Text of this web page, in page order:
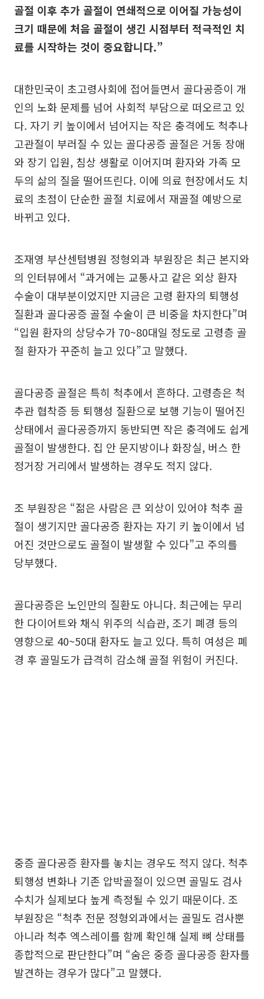
골절 이후 추가 골절이 연쇄적으로 이어질 가능성이
크기 때문에 처음 골절이 생긴 시점부터 적극적인 치
료를 시작하는 것이 중요합니다.”
대한민국이 초고령사회에 접어들면서 골다공증이 개
인의 노화 문제를 넘어 사회적 부담으로 떠오르고 있
다. 자기 키 높이에서 넘어지는 작은 충격에도 척추나
고관절이 부러질 수 있는 골다공증 골절은 거동 장애
와 장기 입원, 침상 생활로 이어지며 환자와 가족 모
두의 삶의 질을 떨어뜨린다. 이에 의료 현장에서도 치
료의 초점이 단순한 골절 치료에서 재골절 예방으로
바뀌고 있다.
조재영 부산센텀병원 정형외과 부원장은 최근 본지와
의 인터뷰에서 “과거에는 교통사고 같은 외상 환자
수술이 대부분이었지만 지금은 고령 환자의 퇴행성
질환과 골다공증 골절 수술이 큰 비중을 차지한다”며
“입원 환자의 상당수가 70~80대일 정도로 고령층 골
절 환자가 꾸준히 늘고 있다”고 말했다.
골다공증 골절은 특히 척추에서 흔하다. 고령층은 척
추관 협착증 등 퇴행성 질환으로 보행 기능이 떨어진
상태에서 골다공증까지 동반되면 작은 충격에도 쉽게
골절이 발생한다. 집 안 문지방이나 화장실, 버스 한
정거장 거리에서 발생하는 경우도 적지 않다.
조 부원장은 “젊은 사람은 큰 외상이 있어야 척추 골
절이 생기지만 골다공증 환자는 자기 키 높이에서 넘
어진 것만으로도 골절이 발생할 수 있다”고 주의를
당부했다.
골다공증은 노인만의 질환도 아니다. 최근에는 무리
한 다이어트와 채식 위주의 식습관, 조기 폐경 등의
영향으로 40~50대 환자도 늘고 있다. 특히 여성은 폐
경 후 골밀도가 급격히 감소해 골절 위험이 커진다.
중증 골다공증 환자를 놓치는 경우도 적지 않다. 척추
퇴행성 변화나 기존 압박골절이 있으면 골밀도 검사
수치가 실제보다 높게 측정될 수 있기 때문이다. 조
부원장은 “척추 전문 정형외과에서는 골밀도 검사뿐
아니라 척추 엑스레이를 함께 확인해 실제 뼈 상태를
종합적으로 판단한다”며 “숨은 중증 골다공증 환자를
발견하는 경우가 많다”고 말했다.